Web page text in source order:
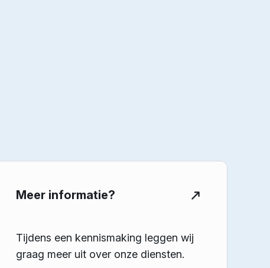
Meer informatie?
Tijdens een kennismaking leggen wij
graag meer uit over onze diensten.